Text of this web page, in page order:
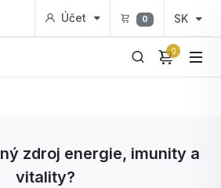
Účet 0 SK
0
zdroj energie, imunity a
vitality?